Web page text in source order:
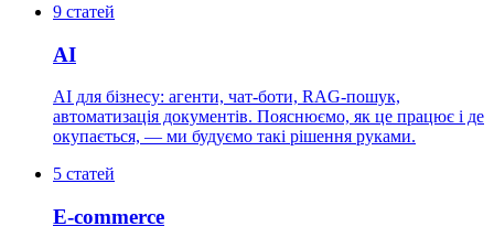
9 статей
AI
AI для бізнесу: агенти, чат-боти, RAG-пошук,
автоматизація документів. Пояснюємо, як це працює і де
окупається, — ми будуємо такі рішення руками.
5 статей
E-commerce